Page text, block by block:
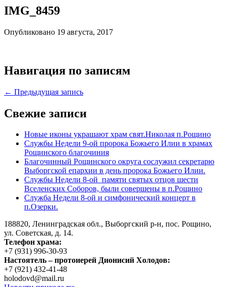
IMG_8459
Опубликовано 19 августа, 2017
Навигация по записям
← Предыдущая запись
Свежие записи
Новые иконы украшают храм свят.Николая п.Рощино
Службы Недели 9-ой пророка Божьего Илии в храмах
Рощинского благочиния
Благочинный Рощинского округа сослужил секретарю
Выборгской епархии в день пророка Божьего Илии.
Службы Недели 8-ой памяти святых отцов шести
Вселенских Соборов, были совершены в п.Рощино
Служба Недели 8-ой и симфонический концерт в
п.Озерки.
188820, Ленинградская обл., Выборгский р-н, пос. Рощино,
ул. Советская, д. 14.
Телефон храма:
+7 (931) 996-30-93
Настоятель – протоиерей Дионисий Холодов:
+7 (921) 432-41-48
holodovd@mail.ru